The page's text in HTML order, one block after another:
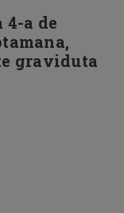
a de
graviduta